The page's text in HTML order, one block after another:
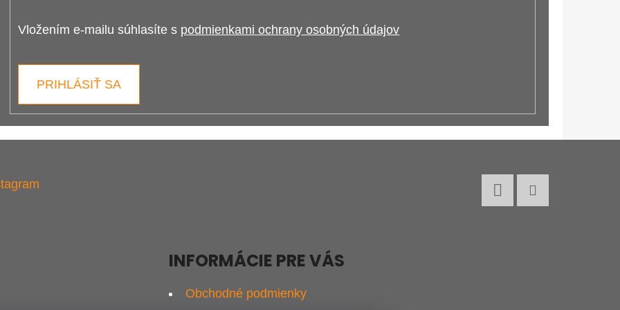
Vložením e-mailu súhlasíte s podmienkami ochrany osobných údajov
PRIHLÁSIŤ SA
INFORMÁCIE PRE VÁS
Obchodné podmienky